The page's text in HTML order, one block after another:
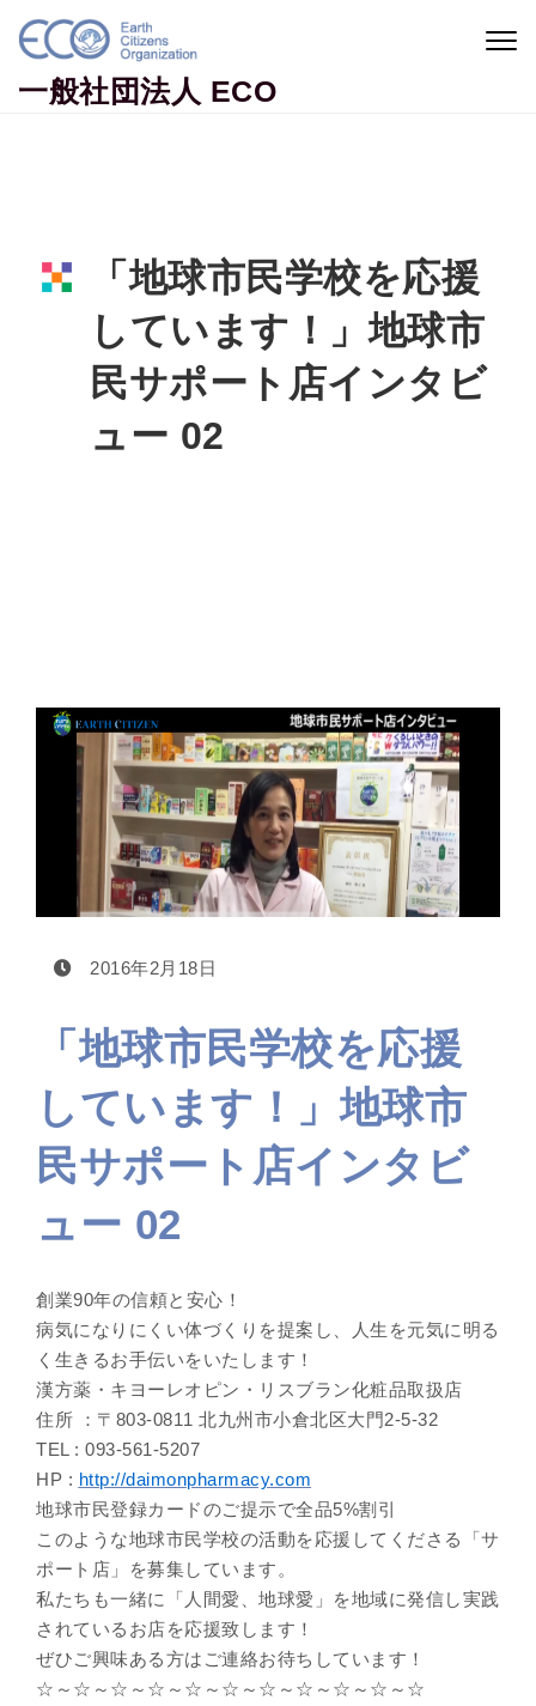
Skip to content
一般社団法人 ECO
「地球市民学校を応援
しています！」地球市
民サポート店インタビ
ュー 02
2016年2月18日
「地球市民学校を応援
しています！」地球市
民サポート店インタビ
ュー 02
創業90年の信頼と安心！
病気になりにくい体づくりを提案し、人生を元気に明る
く生きるお手伝いをいたします！
漢方薬・キヨーレオピン・リスブラン化粧品取扱店
住所 ：〒803-0811 北九州市小倉北区大門2-5-32
TEL : 093-561-5207
HP : http://daimonpharmacy.com
地球市民登録カードのご提示で全品5%割引
このような地球市民学校の活動を応援してくださる「サ
ポート店」を募集しています。
私たちも一緒に「人間愛、地球愛」を地域に発信し実践
されているお店を応援致します！
ぜひご興味ある方はご連絡お待ちしています！
☆～☆～☆～☆～☆～☆～☆～☆～☆～☆～☆